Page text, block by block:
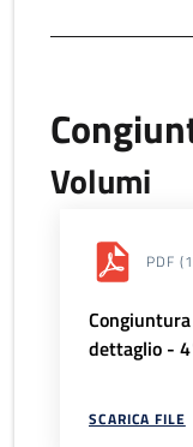
Volumi
PDF
dettaglio -
SCARICA FILE